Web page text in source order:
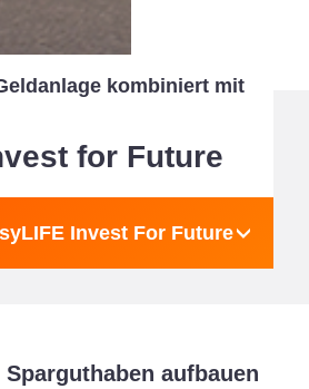
kombiniert mit
for Future
Invest For Future
aufbauen